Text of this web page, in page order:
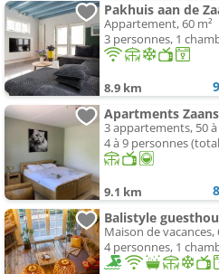
Pakhuis aan de
Appartement, 60 m²
3 personnes, 1
8.9 km
Apartments
3 appartements, 50 à
4 à 9 personnes
9.1 km
Maison de vacances,
4 personnes, 1